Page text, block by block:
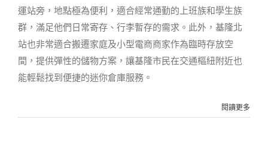
運站旁，地點極為便利，適合經常通勤的上班族和學生族
群，滿足他們日常寄存、行李暫存的需求。此外，基隆北
站也非常適合搬遷家庭及小型電商商家作為臨時存放空
間，提供彈性的儲物方案，讓基隆市民在交通樞紐附近也
能輕鬆找到便捷的迷你倉庫服務。
閱讀更多